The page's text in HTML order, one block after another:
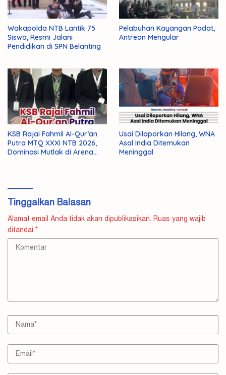
Wakapolda NTB Lantik 75
Siswa, Resmi Jalani
Pendidikan di SPN Belanting
Pelabuhan Kayangan Padat,
Antrean Mengular
KSB Rajai Fahmil Al-Qur’an
Putra MTQ XXXI NTB 2026,
Dominasi Mutlak di Arena
Usai Dilaporkan Hilang, WNA
Asal India Ditemukan
Meninggal
Tinggalkan Balasan
Alamat email Anda tidak akan dipublikasikan. Ruas yang wajib
ditandai *